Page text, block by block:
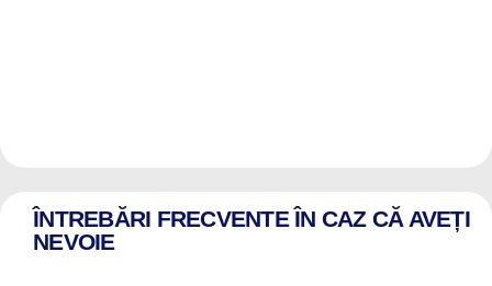
ÎNTREBĂRI FRECVENTE ÎN CAZ CĂ AVEȚI
NEVOIE